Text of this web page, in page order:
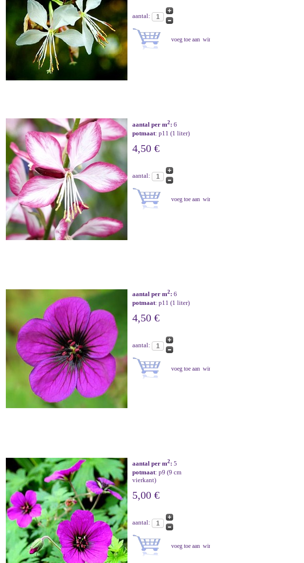
aantal:
aantal per m2: 6
potmaat: p11 (1 liter)
4,50 €
aantal:
aantal per m2: 6
potmaat: p11 (1 liter)
4,50 €
aantal:
aantal per m2: 5
potmaat: p9 (9 cm
vierkant)
5,00 €
aantal: